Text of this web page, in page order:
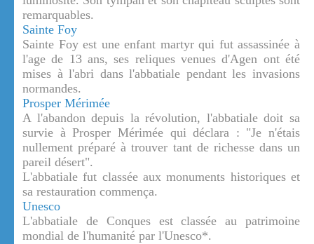
remarquables.
Sainte Foy
Sainte Foy est une enfant martyr qui fut assassinée à
l'age de 13 ans, ses reliques venues d'Agen ont été
mises à l'abri dans l'abbatiale pendant les invasions
normandes.
Prosper Mérimée
A l'abandon depuis la révolution, l'abbatiale doit sa
survie à Prosper Mérimée qui déclara : "Je n'étais
nullement préparé à trouver tant de richesse dans un
pareil désert".
L'abbatiale fut classée aux monuments historiques et
sa restauration commença.
Unesco
L'abbatiale de Conques est classée au patrimoine
mondial de l'humanité par l'Unesco*.